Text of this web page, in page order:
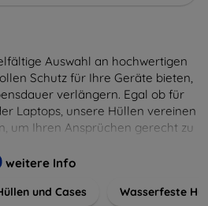
Auswahl an hochwertigen
Schutz für Ihre Geräte bieten,
verlängern. Egal ob für
Laptops, unsere Hüllen vereinen
um Ihren Ansprüchen gerecht zu
Stil perfekt zu
weitere Info
und Cases Wasserfeste